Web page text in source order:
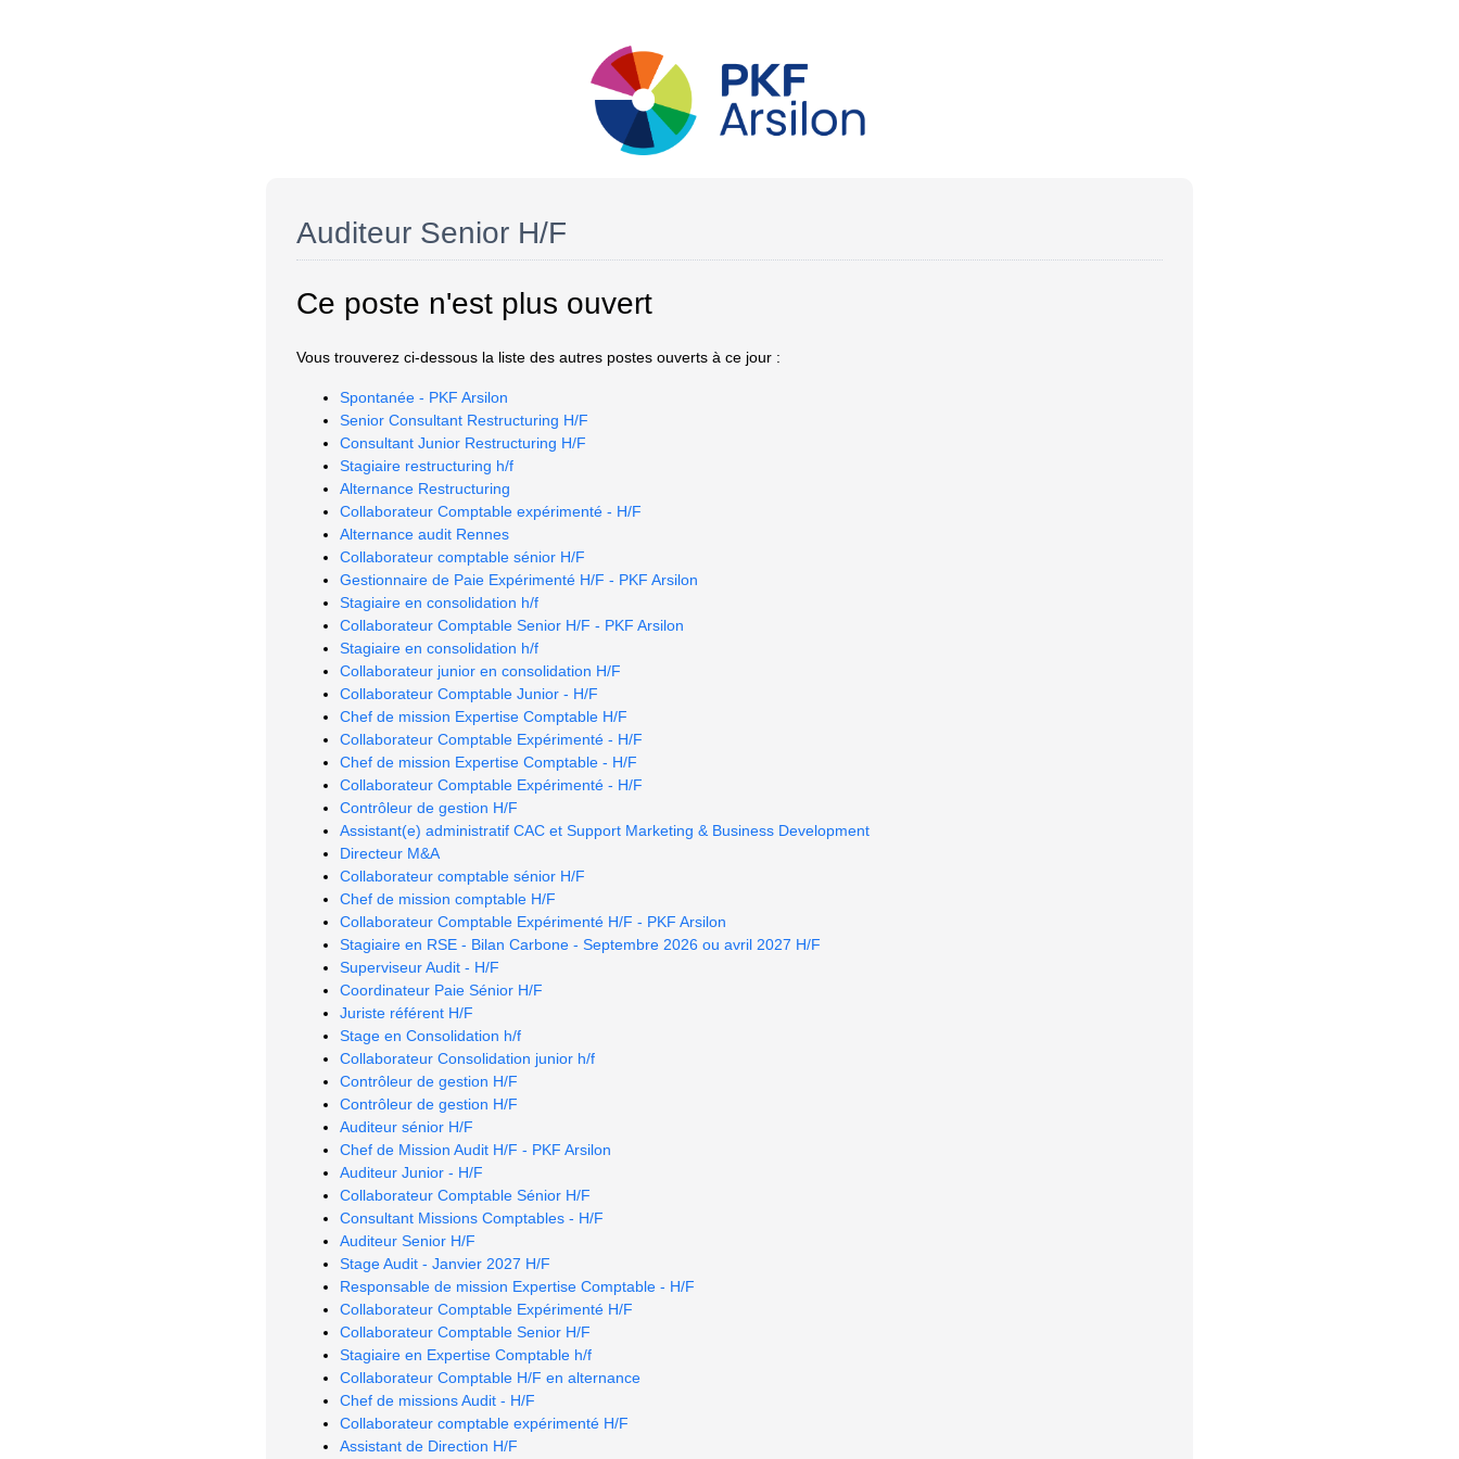
Auditeur Senior H/F
Ce poste n'est plus ouvert
Vous trouverez ci-dessous la liste des autres postes ouverts à ce jour :
Spontanée - PKF Arsilon
Senior Consultant Restructuring H/F
Consultant Junior Restructuring H/F
Stagiaire restructuring h/f
Alternance Restructuring
Collaborateur Comptable expérimenté - H/F
Alternance audit Rennes
Collaborateur comptable sénior H/F
Gestionnaire de Paie Expérimenté H/F - PKF Arsilon
Stagiaire en consolidation h/f
Collaborateur Comptable Senior H/F - PKF Arsilon
Stagiaire en consolidation h/f
Collaborateur junior en consolidation H/F
Collaborateur Comptable Junior - H/F
Chef de mission Expertise Comptable H/F
Collaborateur Comptable Expérimenté - H/F
Chef de mission Expertise Comptable - H/F
Collaborateur Comptable Expérimenté - H/F
Contrôleur de gestion H/F
Assistant(e) administratif CAC et Support Marketing & Business Development
Directeur M&A
Collaborateur comptable sénior H/F
Chef de mission comptable H/F
Collaborateur Comptable Expérimenté H/F - PKF Arsilon
Stagiaire en RSE - Bilan Carbone - Septembre 2026 ou avril 2027 H/F
Superviseur Audit - H/F
Coordinateur Paie Sénior H/F
Juriste référent H/F
Stage en Consolidation h/f
Collaborateur Consolidation junior h/f
Contrôleur de gestion H/F
Contrôleur de gestion H/F
Auditeur sénior H/F
Chef de Mission Audit H/F - PKF Arsilon
Auditeur Junior - H/F
Collaborateur Comptable Sénior H/F
Consultant Missions Comptables - H/F
Auditeur Senior H/F
Stage Audit - Janvier 2027 H/F
Responsable de mission Expertise Comptable - H/F
Collaborateur Comptable Expérimenté H/F
Collaborateur Comptable Senior H/F
Stagiaire en Expertise Comptable h/f
Collaborateur Comptable H/F en alternance
Chef de missions Audit - H/F
Collaborateur comptable expérimenté H/F
Assistant de Direction H/F